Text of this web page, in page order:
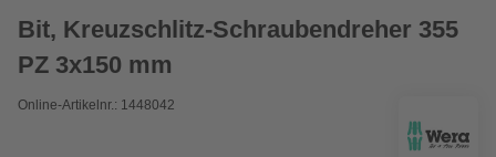
Bit, Kreuzschlitz-Schraubendreher 355
PZ 3x150 mm
Online-Artikelnr.: 1448042